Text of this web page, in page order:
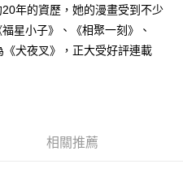
費，但若您需要取消訂單，請聯絡
單仍視為有效，需透過AFTEE先享
」之結帳頁面顯示為準，若有關於
關疑問，請聯繫「AFTEE先享後付
料，並將交易相關給付款項請求債
費
費
年的資歷，她的漫畫受到不少
星小子》、《相聚一刻》、
《犬夜叉》，正大受好評連載
相關推薦